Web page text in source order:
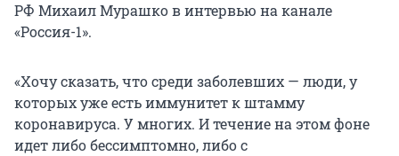
РФ Михаил Мурашко в интервью на канале
«Россия-1».
«Хочу сказать, что среди заболевших — люди, у
которых уже есть иммунитет к штамму
коронавируса. У многих. И течение на этом фоне
идет либо бессимптомно, либо с